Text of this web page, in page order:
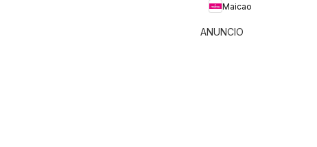
Maicao
ANUNCIO